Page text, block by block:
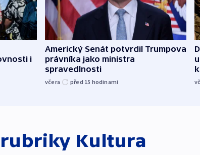
i
Americký Senát potvrdil Trumpova
právníka jako ministra
spravedlnosti
včera před 15 hodinami
Kultura